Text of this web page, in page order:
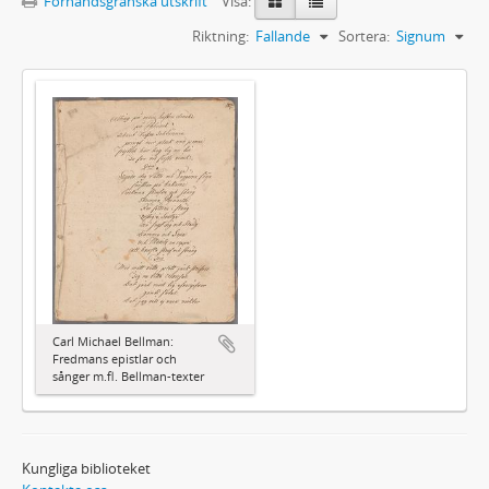
Sortera: Signum
Riktning: Fallande
Carl Michael Bellman:
Fredmans epistlar och
sånger m.fl. Bellman-texter
Kungliga biblioteket